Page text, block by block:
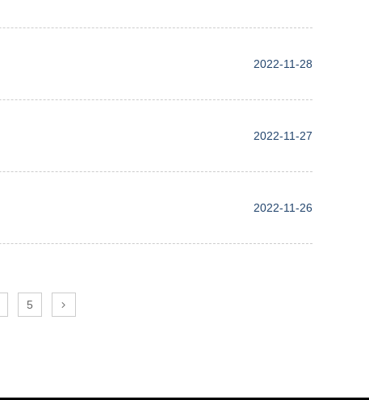
2022-11-28
2022-11-27
2022-11-26
5